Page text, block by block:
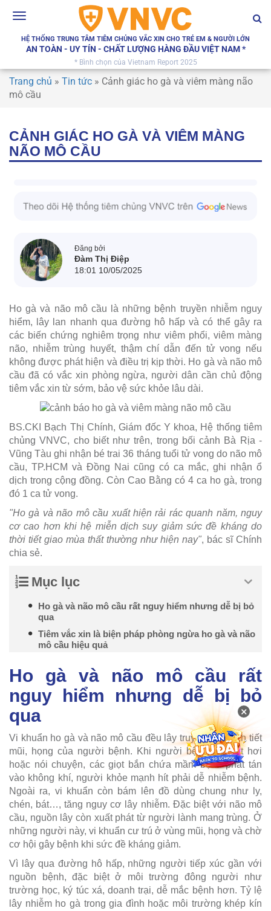
Toggle
HỆ THỐNG TRUNG TÂM TIÊM CHỦNG VẮC XIN CHO TRẺ EM & NGƯỜI LỚN
AN TOÀN - UY TÍN - CHẤT LƯỢNG HÀNG ĐẦU VIỆT NAM *
* Bình chọn của Vietnam Report 2025
Trang chủ » Tin tức » Cảnh giác ho gà và viêm màng não
mô cầu
CẢNH GIÁC HO GÀ VÀ VIÊM MÀNG
NÃO MÔ CẦU
Đăng bởi
Đàm Thị Điệp
18:01 10/05/2025
Ho gà và não mô cầu là những bệnh truyền nhiễm nguy
hiểm, lây lan nhanh qua đường hô hấp và có thể gây ra
các biến chứng nghiêm trọng như viêm phổi, viêm màng
não, nhiễm trùng huyết, thậm chí dẫn đến tử vong nếu
không được phát hiện và điều trị kịp thời. Ho gà và não mô
cầu đã có vắc xin phòng ngừa, người dân cần chủ động
tiêm vắc xin từ sớm, bảo vệ sức khỏe lâu dài.
BS.CKI Bạch Thị Chính, Giám đốc Y khoa, Hệ thống tiêm
chủng VNVC, cho biết như trên, trong bối cảnh Bà Rịa -
Vũng Tàu ghi nhận bé trai 36 tháng tuổi tử vong do não mô
cầu, TP.HCM và Đồng Nai cũng có ca mắc, ghi nhận ổ
dịch trong cộng đồng. Còn Cao Bằng có 4 ca ho gà, trong
đó 1 ca tử vong.
"Ho gà và não mô cầu xuất hiện rải rác quanh năm, nguy
cơ cao hơn khi hệ miễn dịch suy giảm sức đề kháng do
thời tiết giao mùa thất thường như hiện nay", bác sĩ Chính
chia sẻ.
Mục lục
Ho gà và não mô cầu rất nguy hiểm nhưng dễ bị bỏ
qua
Tiêm vắc xin là biện pháp phòng ngừa ho gà và não
mô cầu hiệu quả
Ho gà và não mô cầu rất
nguy hiểm nhưng dễ bị bỏ
qua
Vi khuẩn ho gà và não mô cầu đều lây truyền qua dịch tiết
mũi, họng của người bệnh. Khi người bệnh ho, hắt hơi
hoặc nói chuyện, các giọt bắn chứa mầm bệnh phát tán
vào không khí, người khỏe mạnh hít phải dễ nhiễm bệnh.
Ngoài ra, vi khuẩn còn bám lên đồ dùng chung như ly,
chén, bát…, tăng nguy cơ lây nhiễm. Đặc biệt với não mô
cầu, nguồn lây còn xuất phát từ người lành mang trùng. Ở
những người này, vi khuẩn cư trú ở vùng mũi, họng và chờ
cơ hội gây bệnh khi sức đề kháng giảm.
Vì lây qua đường hô hấp, những người tiếp xúc gần với
nguồn bệnh, đặc biệt ở môi trường đông người như
trường học, ký túc xá, doanh trại, dễ mắc bệnh hơn. Tỷ lệ
lây nhiễm ho gà trong gia đình hoặc môi trường khép kín
×